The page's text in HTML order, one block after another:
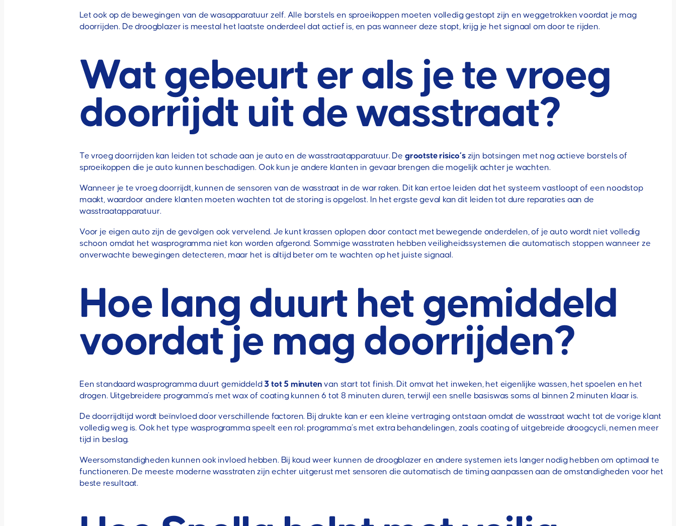
Let ook op de bewegingen van de wasapparatuur zelf. Alle borstels en sproeikoppen moeten volledig gestopt zijn en weggetrokken voordat je mag
doorrijden. De droogblazer is meestal het laatste onderdeel dat actief is, en pas wanneer deze stopt, krijg je het signaal om door te rijden.
Wat gebeurt er als je te vroeg
doorrijdt uit de wasstraat?
Te vroeg doorrijden kan leiden tot schade aan je auto en de wasstraatapparatuur. De grootste risico’szijn botsingen met nog actieve borstels of
sproeikoppen die je auto kunnen beschadigen. Ook kun je andere klanten in gevaar brengen die mogelijk achter je wachten.
Wanneer je te vroeg doorrijdt, kunnen de sensoren van de wasstraat in de war raken. Dit kan ertoe leiden dat het systeem vastloopt of een noodstop
maakt, waardoor andere klanten moeten wachten tot de storing is opgelost. In het ergste geval kan dit leiden tot dure reparaties aan de
wasstraatapparatuur.
Voor je eigen auto zijn de gevolgen ook vervelend. Je kunt krassen oplopen door contact met bewegende onderdelen, of je auto wordt niet volledig
schoon omdat het wasprogramma niet kon worden afgerond. Sommige wasstraten hebben veiligheidssystemen die automatisch stoppen wanneer ze
onverwachte bewegingen detecteren, maar het is altijd beter om te wachten op het juiste signaal.
Hoe lang duurt het gemiddeld
voordat je mag doorrijden?
Een standaard wasprogramma duurt gemiddeld3 tot 5 minuten van start tot finish. Dit omvat het inweken, het eigenlijke wassen, het spoelen en het
drogen. Uitgebreidere programma’s met wax of coating kunnen 6 tot 8 minuten duren, terwijl een snelle basiswas soms al binnen 2 minuten klaar is.
De doorrijdtijd wordt beïnvloed door verschillende factoren. Bij drukte kan er een kleine vertraging ontstaan omdat de wasstraat wacht tot de vorige klant
volledig weg is. Ook het type wasprogramma speelt een rol: programma’s met extra behandelingen, zoals coating of uitgebreide droogcycli, nemen meer
tijd in beslag.
Weersomstandigheden kunnen ook invloed hebben. Bij koud weer kunnen de droogblazer en andere systemen iets langer nodig hebben om optimaal te
functioneren. De meeste moderne wasstraten zijn echter uitgerust met sensoren die automatisch de timing aanpassen aan de omstandigheden voor het
beste resultaat.